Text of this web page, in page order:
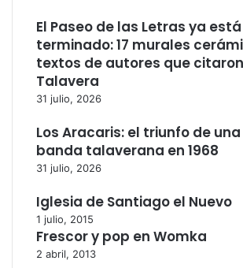
El Paseo de las Letras ya está
terminado: 17 murales
textos de autores que
Talavera
31 julio, 2026
Los Aracaris: el triunfo de
banda talaverana en 1968
31 julio, 2026
Iglesia de Santiago el Nuevo
1 julio, 2015
Frescor y pop en Womka
2 abril, 2013